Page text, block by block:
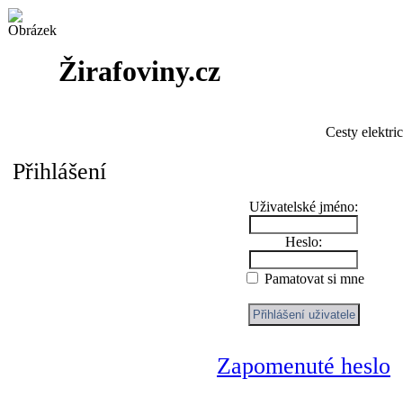
Žirafoviny.cz
Cesty
Přihlášení
Uživatelské jméno:
Heslo:
Pamatovat si mne
Zapomenuté heslo